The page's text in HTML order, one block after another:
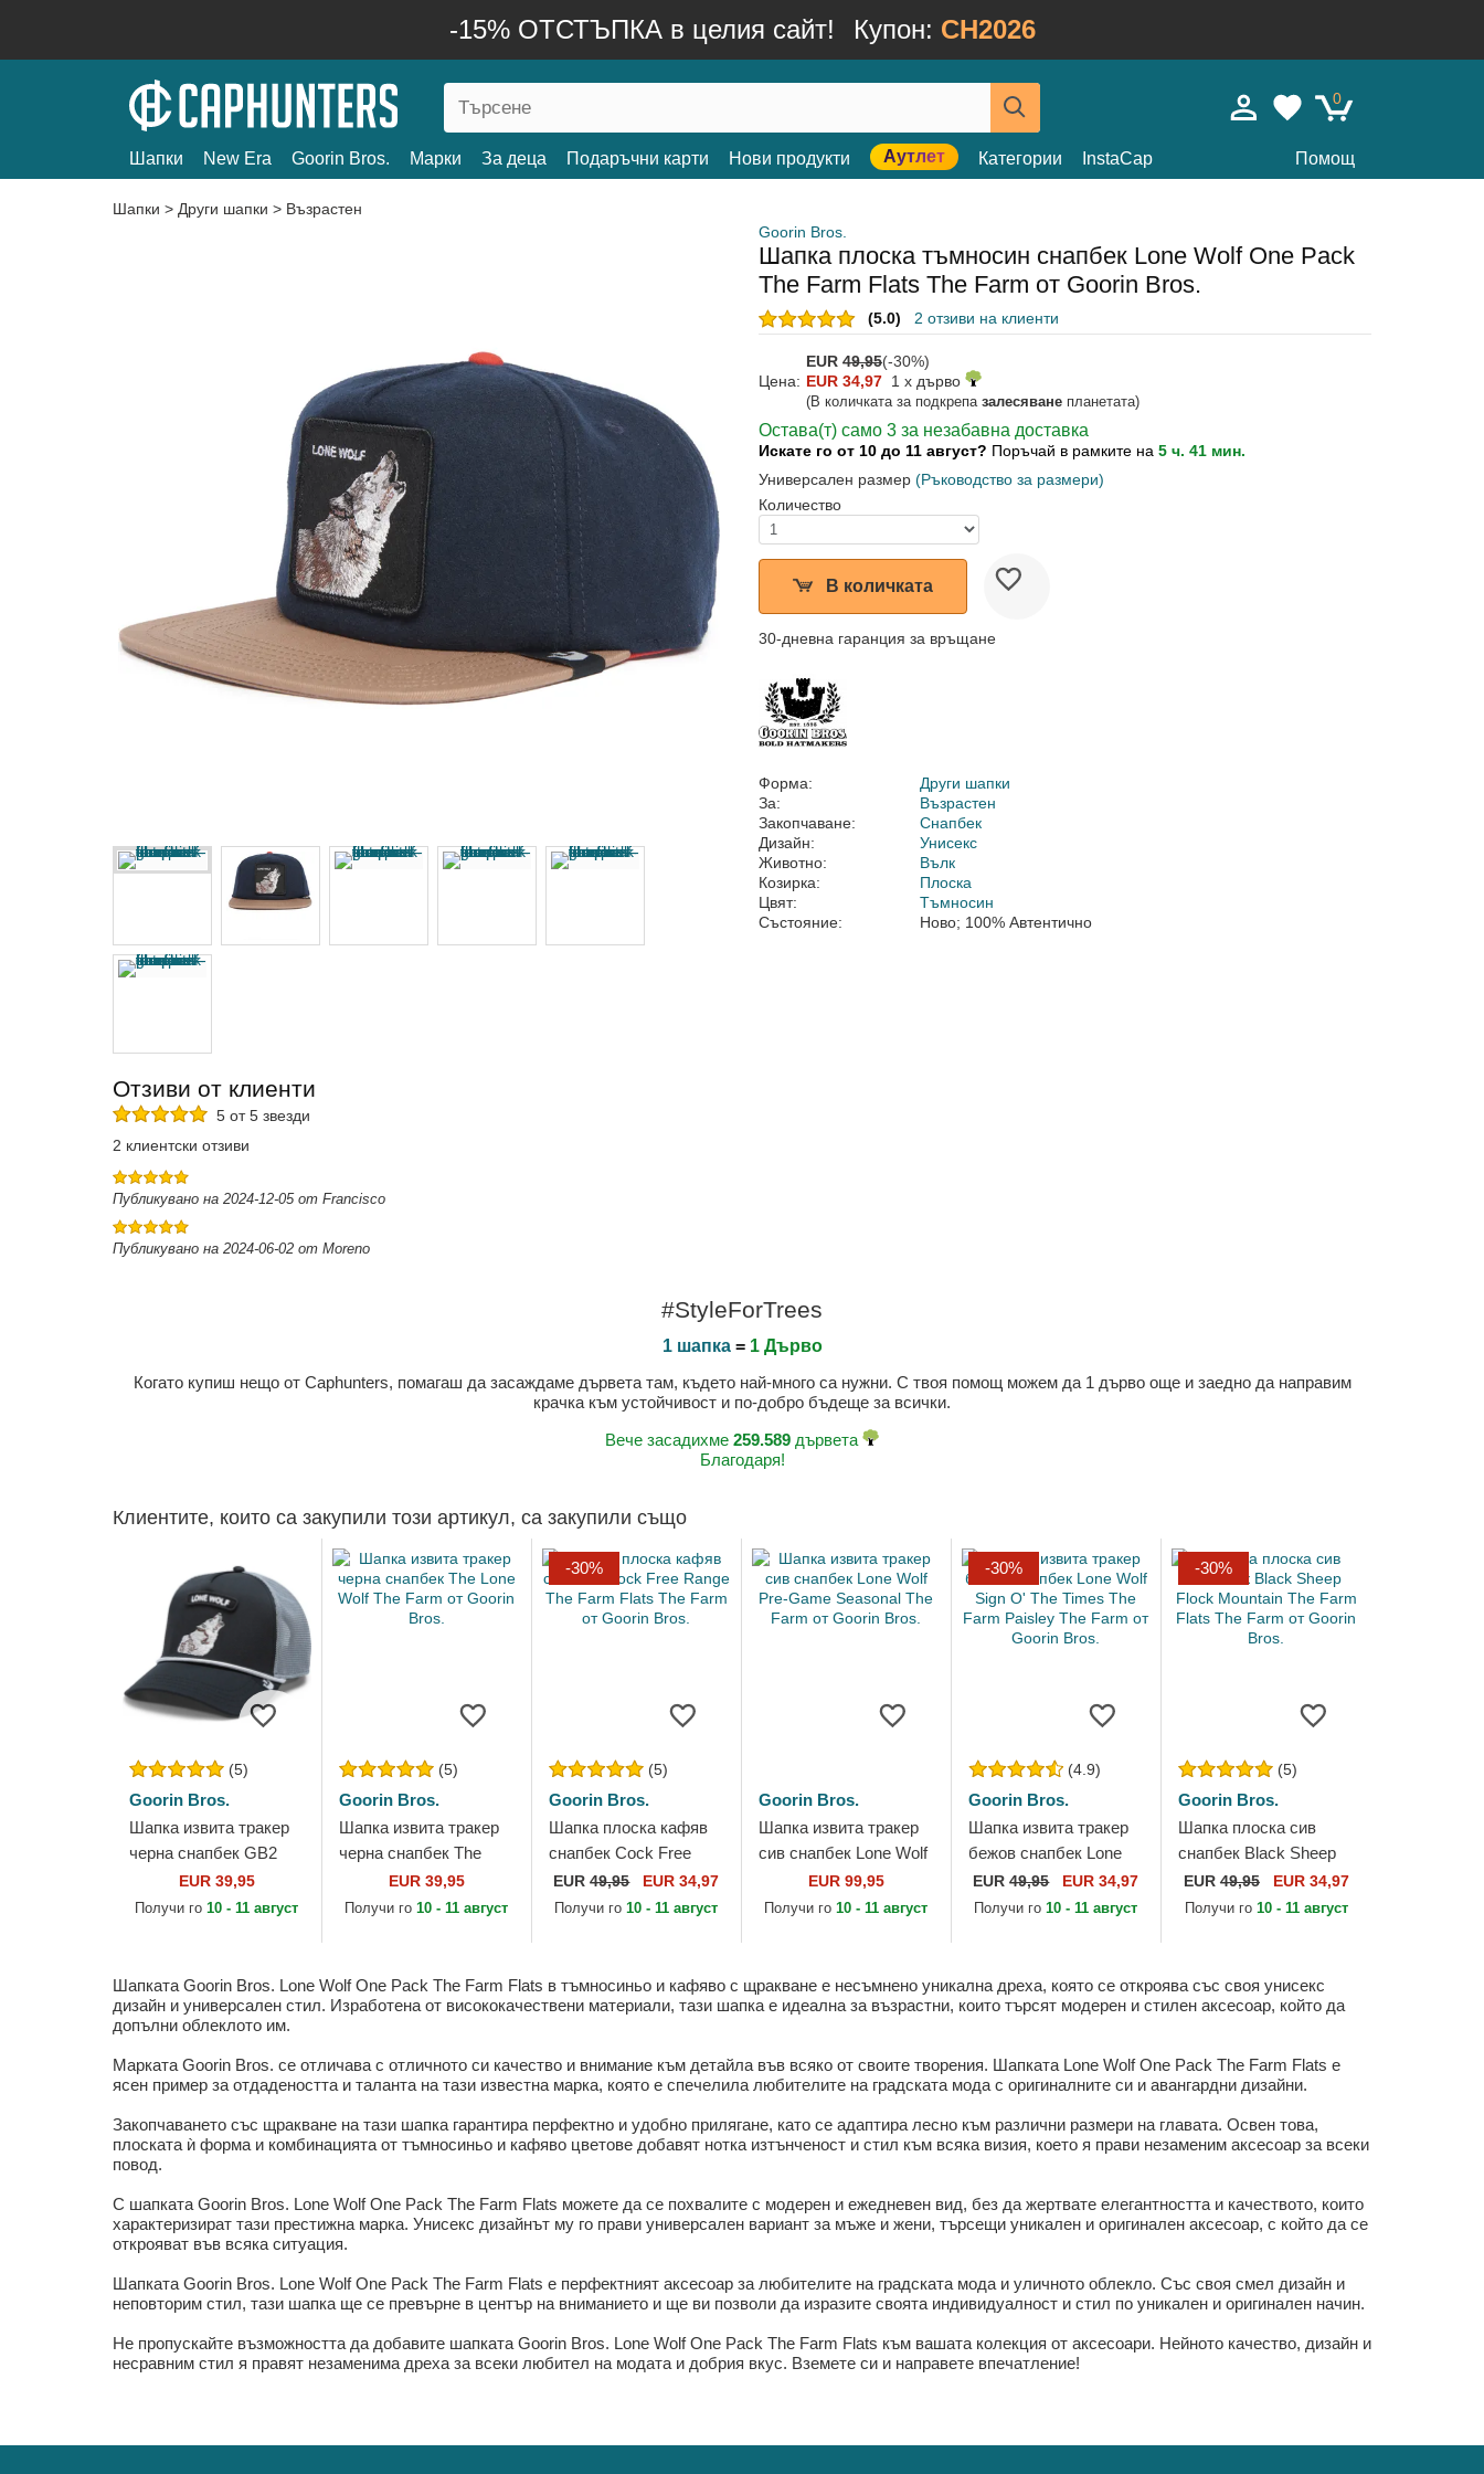
-15% ОТСТЪПКА в целия сайт! Купон: CH2026
0
Шапки New Era Goorin Bros. Марки За деца Подаръчни карти Нови продукти Аутлет Категории InstaCap Помощ
Шапки > Други шапки > Възрастен
Goorin Bros.
Шапка плоска тъмносин снапбек Lone Wolf One Pack
The Farm Flats The Farm от Goorin Bros.
(5.0) 2 отзиви на клиенти
EUR 49,95(-30%)
Цена: EUR 34,97 1 x дърво
(В количката за подкрепа залесяване планетата)
Остава(т) само 3 за незабавна доставка
Искате го от 10 до 11 август? Поръчай в рамките на 5 ч. 41 мин.
Универсален размер (Ръководство за размери)
Количество
В количката
30-дневна гаранция за връщане
Форма:
Други шапки
За:
Възрастен
Закопчаване:
Снапбек
Дизайн:
Унисекс
Животно:
Вълк
Козирка:
Плоска
Цвят:
Тъмносин
Състояние:
Ново; 100% Автентично
Отзиви от клиенти
5 от 5 звезди
2 клиентски отзиви
Публикувано на 2024-12-05 от Francisco
Публикувано на 2024-06-02 от Moreno
#StyleForTrees
1 шапка= 1 Дърво
Когато купиш нещо от Caphunters, помагаш да засаждаме дървета там, където най-много са нужни. С твоя помощ можем да 1 дърво още и заедно да направим
крачка към устойчивост и по-добро бъдеще за всички.
Вече засадихме 259.589 дървета
Благодаря!
Клиентите, които са закупили този артикул, са закупили също
(5)
Goorin Bros.
Шапка извита тракер
черна снапбек GB2
Lone Wolf The Rocker
The Farm от Goorin
EUR 39,95
Получи го10 - 11 август
(5)
Goorin Bros.
Шапка извита тракер
черна снапбек The
Lone Wolf The Farm от
Goorin Bros.
EUR 39,95
Получи го10 - 11 август
-30%
(5)
Goorin Bros.
Шапка плоска кафяв
снапбек Cock Free
Range The Farm Flats
The Farm от Goorin
EUR49,95 EUR 34,97
Получи го10 - 11 август
Goorin Bros.
Шапка извита тракер
сив снапбек Lone Wolf
Pre-Game Seasonal
The Farm от Goorin
EUR 99,95
Получи го10 - 11 август
-30%
(4.9)
Goorin Bros.
Шапка извита тракер
бежов снапбек Lone
Wolf Sign O' The Times
The Farm Paisley The
EUR49,95 EUR 34,97
Получи го10 - 11 август
-30%
(5)
Goorin Bros.
Шапка плоска сив
снапбек Black Sheep
Flock Mountain The
Farm Flats The Farm от
EUR 49,95 EUR 34,97
Получи го 10 - 11 август
Шапката Goorin Bros. Lone Wolf One Pack The Farm Flats в тъмносиньо и кафяво с щракване е несъмнено уникална дреха, която се откроява със своя унисекс
дизайн и универсален стил. Изработена от висококачествени материали, тази шапка е идеална за възрастни, които търсят модерен и стилен аксесоар, който да
допълни облеклото им.
Марката Goorin Bros. се отличава с отличното си качество и внимание към детайла във всяко от своите творения. Шапката Lone Wolf One Pack The Farm Flats е
ясен пример за отдадеността и таланта на тази известна марка, която е спечелила любителите на градската мода с оригиналните си и авангардни дизайни.
Закопчаването със щракване на тази шапка гарантира перфектно и удобно прилягане, като се адаптира лесно към различни размери на главата. Освен това,
плоската ѝ форма и комбинацията от тъмносиньо и кафяво цветове добавят нотка изтънченост и стил към всяка визия, което я прави незаменим аксесоар за всеки
повод.
С шапката Goorin Bros. Lone Wolf One Pack The Farm Flats можете да се похвалите с модерен и ежедневен вид, без да жертвате елегантността и качеството, които
характеризират тази престижна марка. Унисекс дизайнът му го прави универсален вариант за мъже и жени, търсещи уникален и оригинален аксесоар, с който да се
открояват във всяка ситуация.
Шапката Goorin Bros. Lone Wolf One Pack The Farm Flats е перфектният аксесоар за любителите на градската мода и уличното облекло. Със своя смел дизайн и
неповторим стил, тази шапка ще се превърне в център на вниманието и ще ви позволи да изразите своята индивидуалност и стил по уникален и оригинален начин.
Не пропускайте възможността да добавите шапката Goorin Bros. Lone Wolf One Pack The Farm Flats към вашата колекция от аксесоари. Нейното качество, дизайн и
несравним стил я правят незаменима дреха за всеки любител на модата и добрия вкус. Вземете си и направете впечатление!